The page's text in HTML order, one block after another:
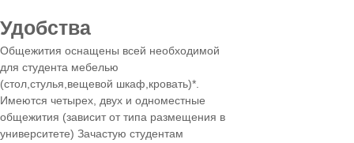
Удобства
Общежития оснащены всей необходимой
для студента мебелью
(стол,стулья,вещевой шкаф,кровать)*.
Имеются четырех, двух и одноместные
общежития (зависит от типа размещения в
университете) Зачастую студентам